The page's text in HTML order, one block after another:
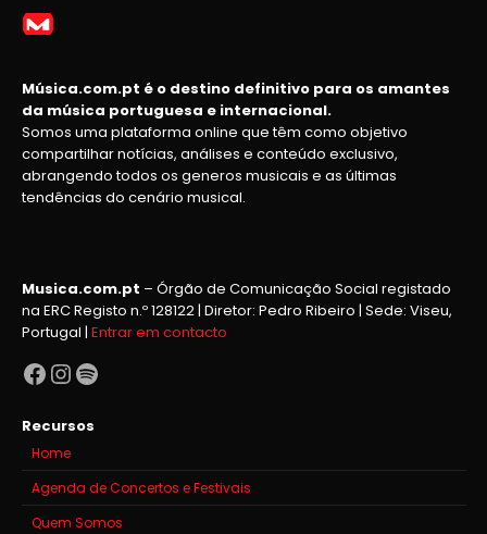
Música.com.pt é o destino definitivo para os amantes
da música portuguesa e internacional.
Somos uma plataforma online que têm como objetivo
compartilhar notícias, análises e conteúdo exclusivo,
abrangendo todos os generos musicais e as últimas
tendências do cenário musical.
Musica.com.pt – Órgão de Comunicação Social registado
na ERC Registo n.º 128122 | Diretor: Pedro Ribeiro | Sede: Viseu,
Portugal | Entrar em contacto
Facebook
Instagram
Spotify
Recursos
Home
Agenda de Concertos e Festivais
Quem Somos